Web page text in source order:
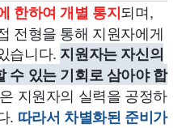
한하여 개별 통지되며,
전형을 통해 지원자에게
습니다. 지원자는 자신의
수 있는 기회로 삼아야 합
지원자의 실력을 공정하
. 따라서 차별화된 준비가